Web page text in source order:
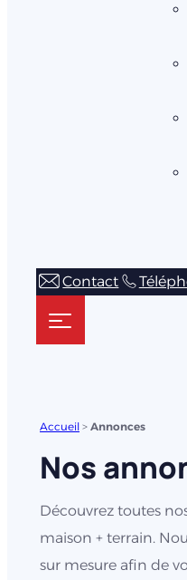
Contact
Accueil > Annonces
Nos
Découvrez toutes
maison + terrain.
sur mesure afin de